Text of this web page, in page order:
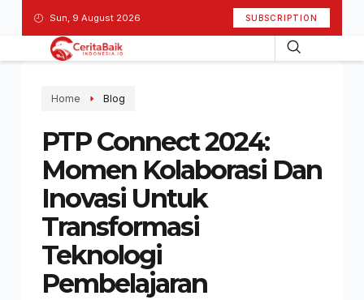
Sun, 9 August 2026 SUBSCRIPTION
Home Blog
PTP Connect 2024:
Momen Kolaborasi Dan
Inovasi Untuk
Transformasi
Teknologi
Pembelajaran